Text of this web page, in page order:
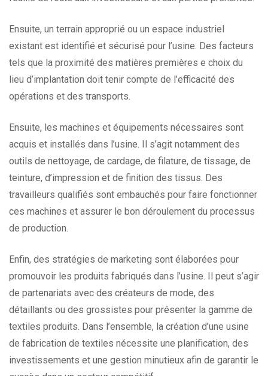
Ensuite, un terrain approprié ou un espace industriel
existant est identifié et sécurisé pour l’usine. Des facteurs
tels que la proximité des matières premières e choix du
lieu d’implantation doit tenir compte de l’efficacité des
opérations et des transports.
Ensuite, les machines et équipements nécessaires sont
acquis et installés dans l’usine. Il s’agit notamment des
outils de nettoyage, de cardage, de filature, de tissage, de
teinture, d’impression et de finition des tissus. Des
travailleurs qualifiés sont embauchés pour faire fonctionner
ces machines et assurer le bon déroulement du processus
de production.
Enfin, des stratégies de marketing sont élaborées pour
promouvoir les produits fabriqués dans l’usine. Il peut s’agir
de partenariats avec des créateurs de mode, des
détaillants ou des grossistes pour présenter la gamme de
textiles produits. Dans l’ensemble, la création d’une usine
de fabrication de textiles nécessite une planification, des
investissements et une gestion minutieux afin de garantir le